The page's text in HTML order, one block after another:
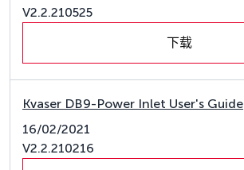
V2.2.210525
下载
Kvaser DB9-Power Inlet User's Guide
16/02/2021
V2.2.210216